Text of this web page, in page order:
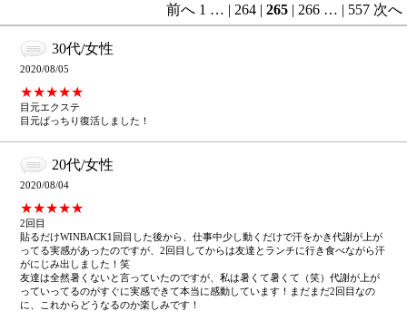
前へ 1 … | 264 | 265 | 266 … | 557 次へ
30代/女性
2020/08/05
★★★★★
目元エクステ
目元ぱっちり復活しました！
20代/女性
2020/08/04
★★★★★
2回目
貼るだけWINBACK1回目した後から、仕事中少し動くだけで汗をかき代謝が上が
ってる実感があったのですが、2回目してからは友達とランチに行き食べながら汗
がにじみ出しました！笑
友達は全然暑くないと言っていたのですが、私は暑くて暑くて（笑）代謝が上が
っていってるのがすぐに実感できて本当に感動しています！まだまだ2回目なの
に、これからどうなるのか楽しみです！